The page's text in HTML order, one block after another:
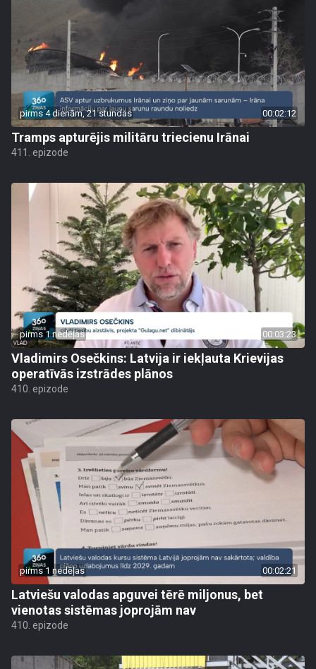
pirms 4 dienām, 21 stundas 00:02:12
Tramps apturējis militāru triecienu Irānai
411. epizode
pirms 1 nedēļas 00:03:23
Vladimirs Osečkins: Latvija ir iekļauta Krievijas
operatīvās izstrādes plānos
410. epizode
pirms 1 nedēļas 00:02:21
Latviešu valodas apguvei tērē miljonus, bet
vienotas sistēmas joprojām nav
410. epizode